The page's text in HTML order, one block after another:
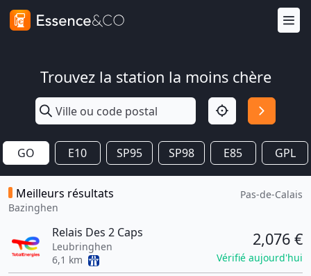
Trouvez la station la moins chère
GO E10 SP95 SP98 E85 GPL
Meilleurs résultats
Bazinghen
Pas-de-Calais
Relais Des 2 Caps
Leubringhen
6,1 km
2,076 €
Vérifié aujourd'hui